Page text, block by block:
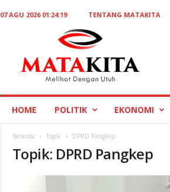
07 AGU 2026 01:24:19 TENTANG MATAKITA
HOME POLITIK EKONOMI
Beranda Topik DPRD Pangkep
Topik: DPRD Pangkep